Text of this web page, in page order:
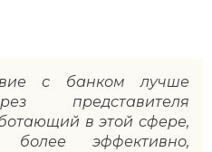
с банком лучше
представителя
в этой сфере,
более эффективно,